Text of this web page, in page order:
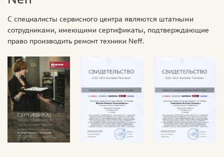
С специалисты сервисного центра являются штатными
сотрудниками, имеющими сертификаты, подтверждающие
право производить ремонт техники Neff.